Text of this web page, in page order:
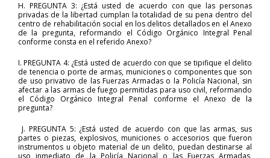
H. PREGUNTA 3: ¿Está usted de acuerdo con que las personas
privadas de la libertad cumplan la totalidad de su pena dentro del
centro de rehabilitación social en los delitos detallados en el Anexo
de la pregunta, reformando el Código Orgánico Integral Penal
conforme consta en el referido Anexo?
I. PREGUNTA 4: ¿Está usted de acuerdo con que se tipifique el delito
de tenencia o porte de armas, municiones o componentes que son
de uso privativo de las Fuerzas Armadas o la Policía Nacional, sin
afectar a las armas de fuego permitidas para uso civil, reformando
el Código Orgánico Integral Penal conforme el Anexo de la
pregunta?
J. PREGUNTA 5: ¿Está usted de acuerdo con que las armas, sus
partes o piezas, explosivos, municiones o accesorios que fueron
instrumentos u objeto material de un delito, puedan destinarse al